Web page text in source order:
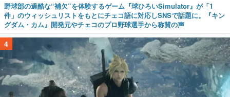
野球部の過酷な“補欠”を体験するゲーム『球ひろいSimulator』が「1
件」のウィッシュリストをもとにチェコ語に対応しSNSで話題に。『キン
グダム・カム』開発元やチェコのプロ野球選手から称賛の声
4